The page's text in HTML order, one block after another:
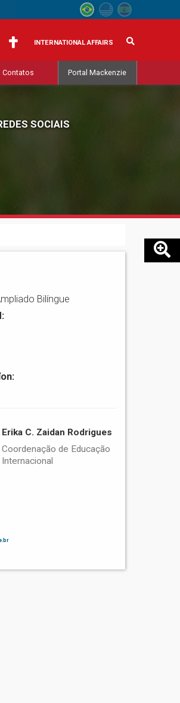
INTERNATIONAL AFFAIRS
Contatos Portal Mackenzie
SOCIAIS
Bilíngue
Erika C. Zaidan Rodrigues
Coordenação de Educação
Internacional